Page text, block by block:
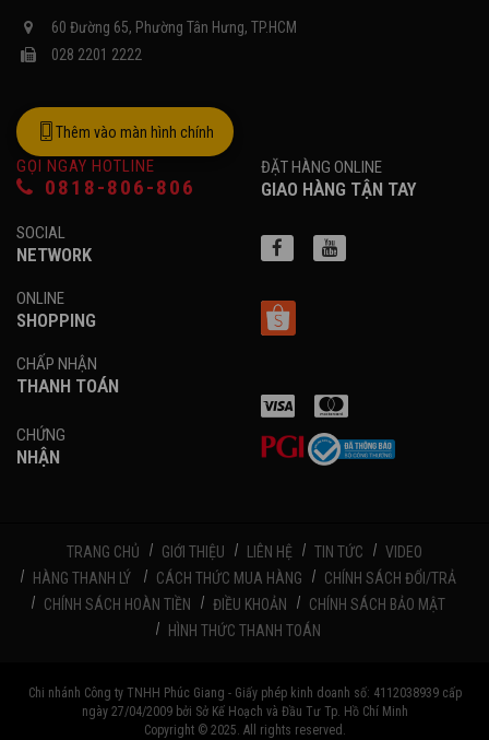
60 Đường 65, Phường Tân Hưng, TP.HCM
028 2201 2222
Thêm vào màn hình chính
GỌI NGAY HOTLINE
0818-806-806
ĐẶT HÀNG ONLINE
GIAO HÀNG TẬN TAY
SOCIAL
NETWORK
ONLINE
SHOPPING
CHẤP NHẬN
THANH TOÁN
CHỨNG
NHẬN
TRANG CHỦ GIỚI THIỆU LIÊN HỆ TIN TỨC
VIDEO
HÀNG THANH LÝ
CÁCH THỨC MUA HÀNG
CHÍNH SÁCH ĐỔI/TRẢ
CHÍNH SÁCH HOÀN TIỀN
ĐIỀU KHOẢN
CHÍNH SÁCH BẢO MẬT
HÌNH THỨC THANH TOÁN
Chi nhánh Công ty TNHH Phúc Giang - Giấy phép kinh doanh số: 4112038939 cấp
ngày 27/04/2009 bởi Sở Kế Hoạch và Đầu Tư Tp. Hồ Chí Minh
Copyright © 2025. All rights reserved.